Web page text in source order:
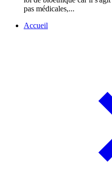
pas médicales,...
Accueil